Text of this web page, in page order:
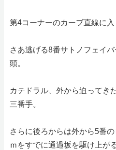
第4コーナーのカーブ直線に入
さあ逃げる8番サトノフェイ
頭。
カテドラル、外から迫ってき
三番手。
さらに後ろからは外から5番
ｍをすでに通過坂を駆け上がる